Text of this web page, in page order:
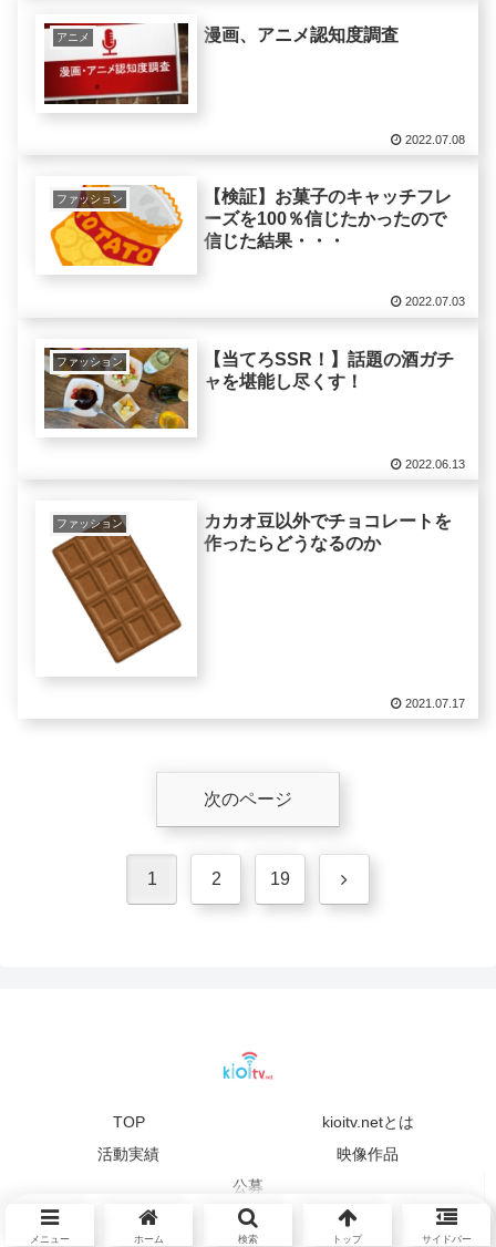
アニメ 漫画、アニメ認知度調査
2022.07.08
ファッション
【検証】お菓子のキャッチフレ
ーズを100％信じたかったので
信じた結果・・・
2022.07.03
ファッション
【当てろSSR！】話題の酒ガチ
ャを堪能し尽くす！
2022.06.13
ファッション
カカオ豆以外でチョコレートを
作ったらどうなるのか
2021.07.17
次のページ
1 2 19 次
TOP
kioitv.netとは
活動実績
映像作品
公募
© 2015 kioitv.
メニュー ホーム 検索 トップ サイドバー